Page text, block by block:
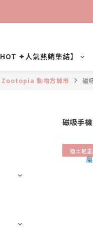
HOT ✦人氣熱銷集結】
Zootopia 動物方城市 磁
磁吸手
迪士尼